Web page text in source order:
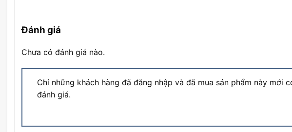
Đánh giá
Chưa có đánh giá nào.
Chỉ những khách hàng đã đăng nhập và đã mua sản phẩm này mới
đánh giá.